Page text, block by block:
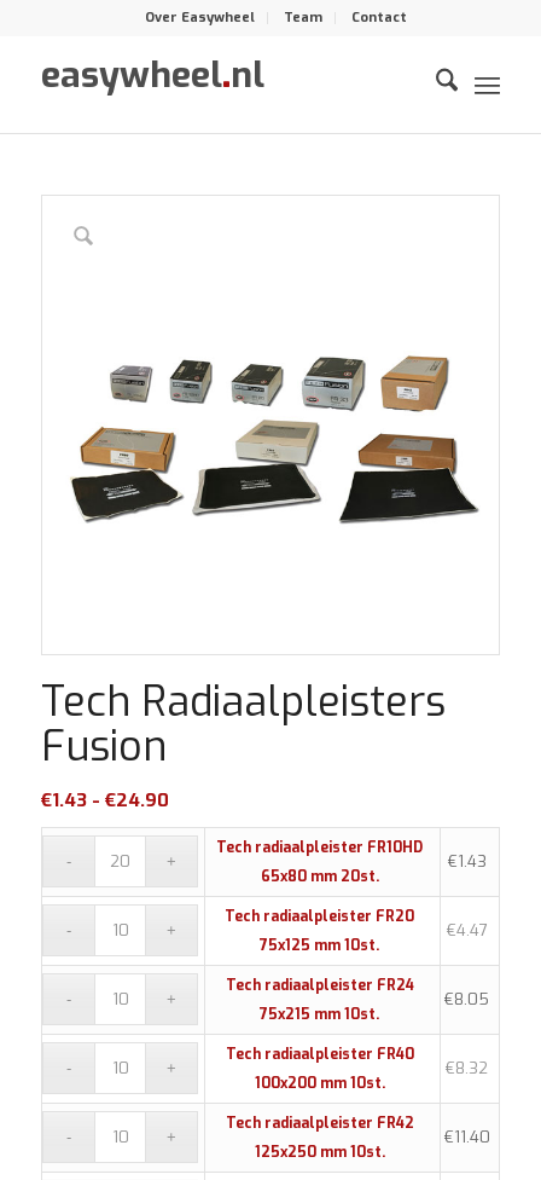
Over Easywheel Team Contact
easywheel.nl
Tech Radiaalpleisters
Fusion
€1.43 - €24.90Prijsklasse:
€1.43
tot
€24.90
Tech radiaalpleister FR10HD
65x80 mm 20st.
€1.43
Tech radiaalpleister FR20
75x125 mm 10st.
€4.47
Tech radiaalpleister FR24
75x215 mm 10st.
€8.05
Tech radiaalpleister FR40
100x200 mm 10st.
€8.32
Tech radiaalpleister FR42
125x250 mm 10st.
€11.40